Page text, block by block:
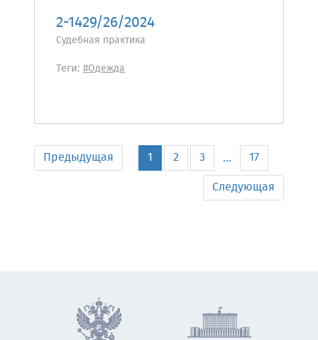
2-1429/26/2024
Судебная практика
Теги: #Одежда
Предыдущая 1 2 3 ...
17
Следующая